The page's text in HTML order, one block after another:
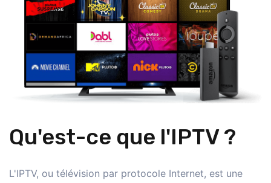
Qu'est-ce que l'IPTV ?
L'IPTV, ou télévision par protocole Internet, est une